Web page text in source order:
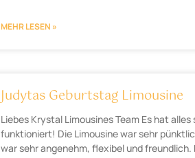
MEHR LESEN »
Judytas Geburtstag Limousine
Liebes Krystal Limousines Team Es hat alles
funktioniert! Die Limousine war sehr
war sehr angenehm, flexibel und freundlich.